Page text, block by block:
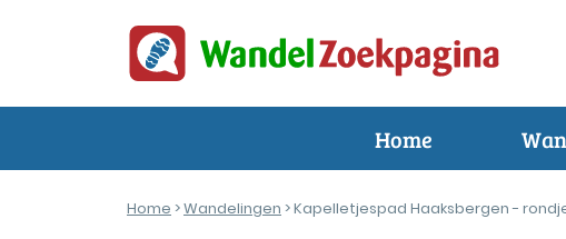
Home
Home >Wandelingen > Kapelletjespad Haaksbergen -